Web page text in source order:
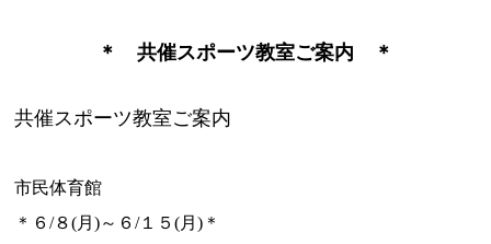
お問合せフォーム
＊ 共催スポーツ教室ご案内 ＊
共催スポーツ教室ご案内
市民体育館
＊６/８(月)～６/１５(月)＊